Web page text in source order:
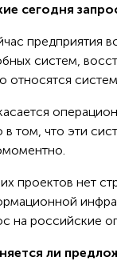
сегодня
предприятия
систем,
относятся
в том, что эти
проектов нет
на российские
ли